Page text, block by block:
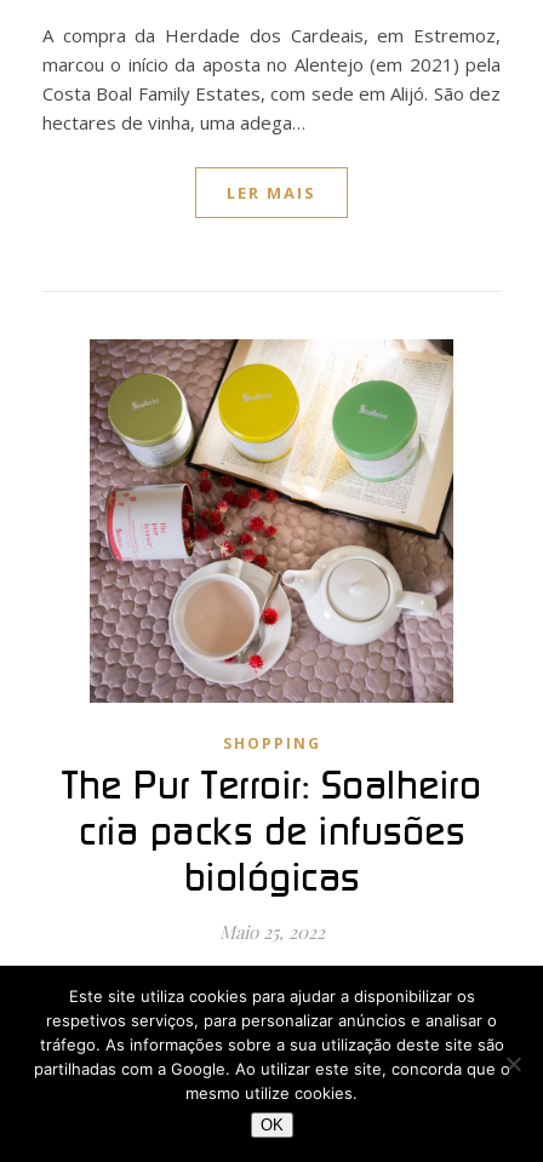
A compra da Herdade dos Cardeais, em Estremoz,
marcou o início da aposta no Alentejo (em 2021) pela
Costa Boal Family Estates, com sede em Alijó. São dez
hectares de vinha, uma adega…
LER MAIS
SHOPPING
The Pur Terroir: Soalheiro
cria packs de infusões
biológicas
Maio 25, 2022
gama de infusões biológicas, com três coleções – com
quatro diferentes variedades – e criou packs de
infusões delicadas, aromáticas e com benefícios para
Este site utiliza cookies para ajudar a disponibilizar os
respetivos serviços, para personalizar anúncios e analisar o
tráfego. As informações sobre a sua utilização deste site são
partilhadas com a Google. Ao utilizar este site, concorda que o
mesmo utilize cookies.
OK